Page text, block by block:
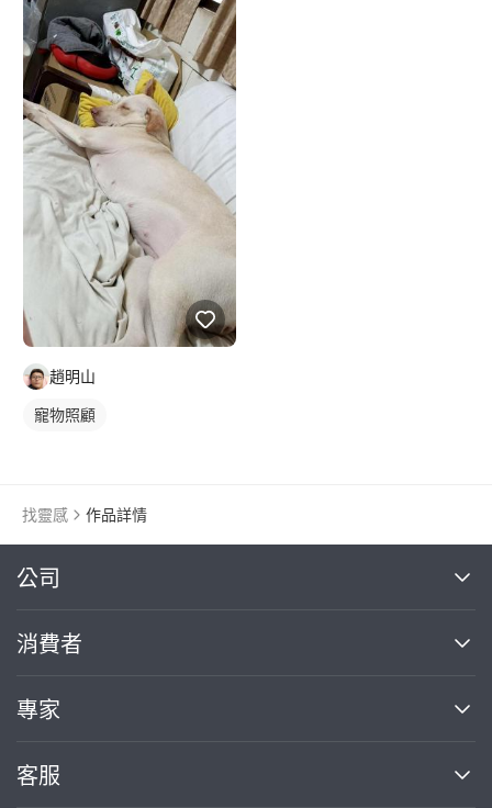
趙明山
寵物照顧
找靈感 作品詳情
公司
關於我們
部落格
加入我們
消費者
買服務
熱門服務
專家
案件中心
客服
繼續完成